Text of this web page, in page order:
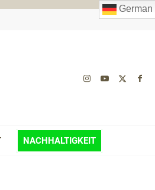
NACHHALTIGKEIT
German